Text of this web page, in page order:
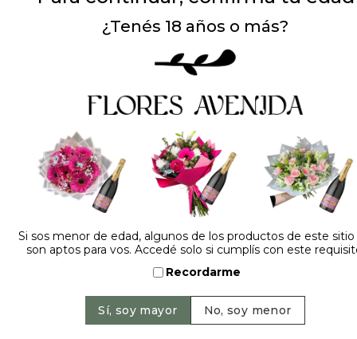
Dejá tu opinión
CUNERO JIRAFA BEBE CELESTE 60481
Precio: $ 27.900
Cantidad:
Agregar al carrito
¿Tenés 18 años o más?
Si sos menor de edad, algunos de los productos de este
son aptos para vos. Accedé solo si cumplís con este
Recordarme